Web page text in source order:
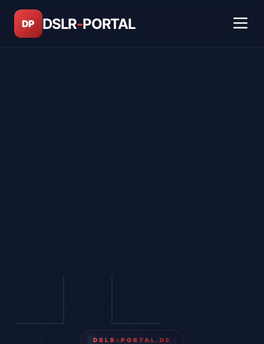
DP DSLR-PORTAL
DSLR-PORTAL.DE